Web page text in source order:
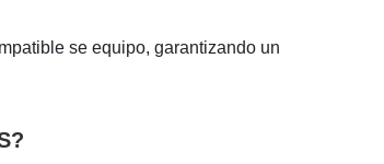
se equipo, garantizando un